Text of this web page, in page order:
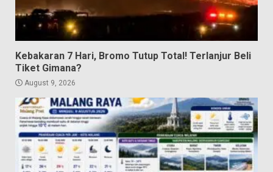
Kebakaran 7 Hari, Bromo Tutup Total! Terlanjur Beli
Tiket Gimana?
August 9, 2026